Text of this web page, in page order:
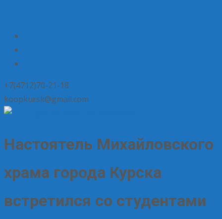
+7(4712)70-21-18
koopkursk@gmail.com
Настоятель Михайловского
храма города Курска
встретился со студентами